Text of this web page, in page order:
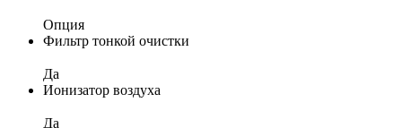
Опция
Фильтр тонкой очистки
Да
Ионизатор воздуха
Да